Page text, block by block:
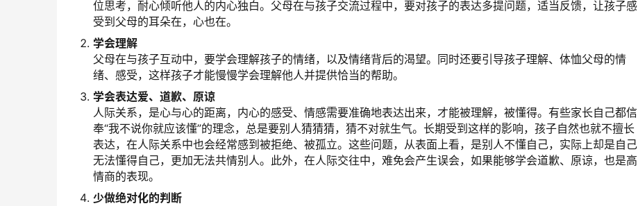
位思考，耐心倾听他人的内心独白。父母在与孩子交流过程中，要对孩子的表达多提问题，适当反馈，让孩子感
受到父母的耳朵在，心也在。
学会理解
父母在与孩子互动中，要学会理解孩子的情绪，以及情绪背后的渴望。同时还要引导孩子理解、体恤父母的情
绪、感受，这样孩子才能慢慢学会理解他人并提供恰当的帮助。
学会表达爱、道歉、原谅
人际关系，是心与心的距离，内心的感受、情感需要准确地表达出来，才能被理解，被懂得。有些家长自己都信
奉“我不说你就应该懂”的理念，总是要别人猜猜猜，猜不对就生气。长期受到这样的影响，孩子自然也就不擅长
表达，在人际关系中也会经常感到被拒绝、被孤立。这些问题，从表面上看，是别人不懂自己，实际上却是自己
无法懂得自己，更加无法共情别人。此外，在人际交往中，难免会产生误会，如果能够学会道歉、原谅，也是高
情商的表现。
少做绝对化的判断